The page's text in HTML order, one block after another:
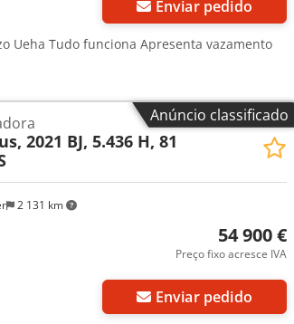
Enviar pedido
Ueha Tudo funciona Apresenta vazamento
Anúncio classificado
2 131 km
2021 BJ, 5.436 H, 81
54 900 €
Preço fixo acresce IVA
Enviar pedido